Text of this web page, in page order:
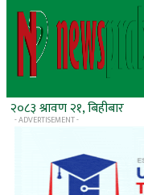
२०८३ श्रावण २१, बिहीबार
- ADVERTISEMENT -